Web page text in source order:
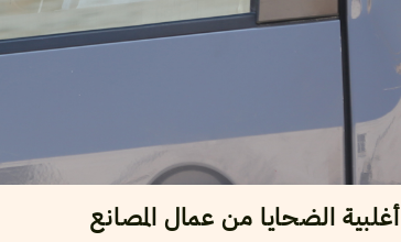
أغلبية الضحايا من عمال المصانع